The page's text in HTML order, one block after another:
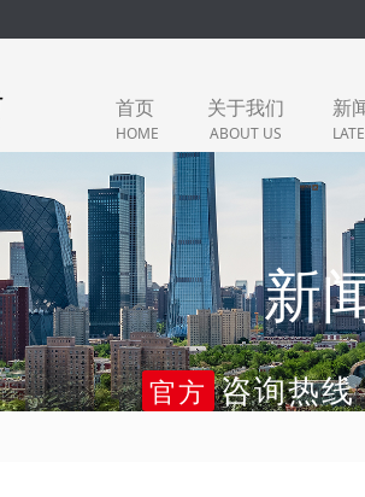
首页
HOME
关于我们
ABOUT US
新
新
官方 咨询热